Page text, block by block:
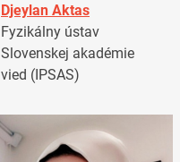
Djeylan Aktas
Fyzikálny ústav
Slovenskej akadémie
vied (IPSAS)